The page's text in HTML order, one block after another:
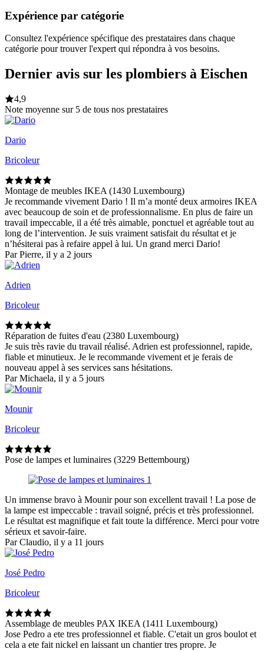
Expérience par catégorie
Consultez l'expérience spécifique des prestataires dans chaque
catégorie pour trouver l'expert qui répondra à vos besoins.
Dernier avis sur les plombiers à Eischen
4,9
Note moyenne sur 5 de tous nos prestataires
Dario
Bricoleur
Montage de meubles IKEA (1430 Luxembourg)
Je recommande vivement Dario ! Il m’a monté deux armoires IKEA
avec beaucoup de soin et de professionnalisme. En plus de faire un
travail impeccable, il a été très aimable, ponctuel et agréable tout au
long de l’intervention. Je suis vraiment satisfait du résultat et je
n’hésiterai pas à refaire appel à lui. Un grand merci Dario!
Par Pierre, il y a 2 jours
Adrien
Bricoleur
Réparation de fuites d'eau (2380 Luxembourg)
Je suis très ravie du travail réalisé. Adrien est professionnel, rapide,
fiable et minutieux. Je le recommande vivement et je ferais de
nouveau appel à ses services sans hésitations.
Par Michaela, il y a 5 jours
Mounir
Bricoleur
Pose de lampes et luminaires (3229 Bettembourg)
Un immense bravo à Mounir pour son excellent travail ! La pose de
la lampe est impeccable : travail soigné, précis et très professionnel.
Le résultat est magnifique et fait toute la différence. Merci pour votre
sérieux et savoir-faire.
Par Claudio, il y a 11 jours
José Pedro
Bricoleur
Assemblage de meubles PAX IKEA (1411 Luxembourg)
Jose Pedro a ete tres professionnel et fiable. C'etait un gros boulot et
cela a ete fait nickel en laissant un chantier tres propre. Je